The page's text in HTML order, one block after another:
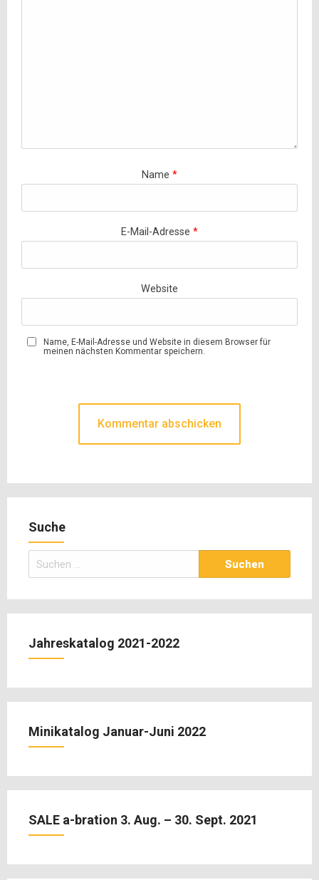
Name *
E-Mail-Adresse *
Website
Name, E-Mail-Adresse und Website in diesem Browser für
meinen nächsten Kommentar speichern.
Suche
Suchen
nach:
Jahreskatalog 2021-2022
Minikatalog Januar-Juni 2022
SALE a-bration 3. Aug. – 30. Sept. 2021